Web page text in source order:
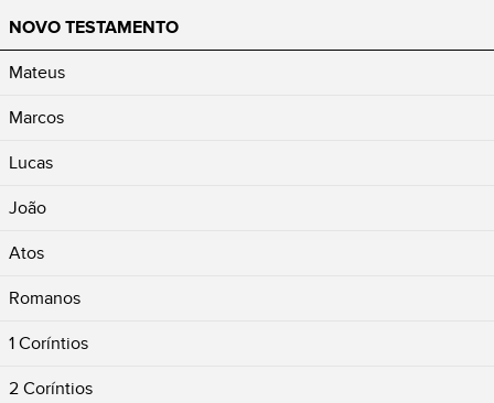
NOVO TESTAMENTO
Mateus
Marcos
Lucas
João
Atos
Romanos
1 Coríntios
2 Coríntios